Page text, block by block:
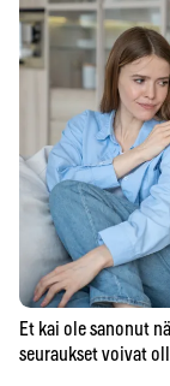
Et kai ole sanonut
seuraukset voivat